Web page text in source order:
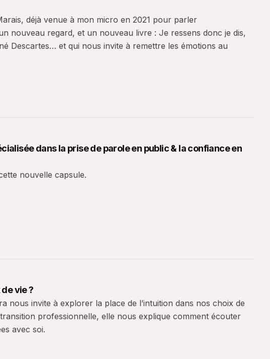
déjà venue à mon micro en 2021 pour parler
nouveau regard, et un nouveau livre : Je ressens donc je dis,
Descartes… et qui nous invite à remettre les émotions au
dans la prise de parole en public & la confiance en
nouvelle capsule.
vie ?
nous invite à explorer la place de l’intuition dans nos choix de
professionnelle, elle nous explique comment écouter
avec soi.